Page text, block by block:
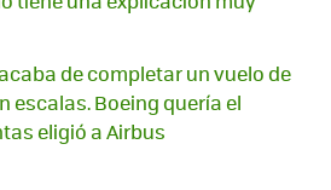
de completar un vuelo de
escalas. Boeing quería el
eligió a Airbus